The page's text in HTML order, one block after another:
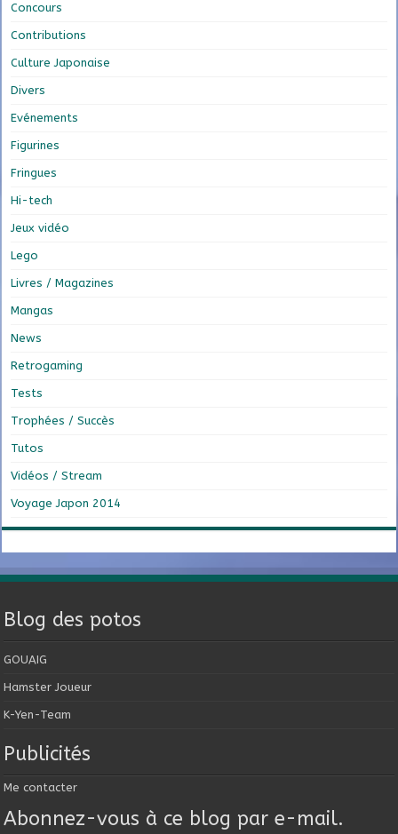
Concours
Contributions
Culture Japonaise
Divers
Evénements
Figurines
Fringues
Hi-tech
Jeux vidéo
Lego
Livres / Magazines
Mangas
News
Retrogaming
Tests
Trophées / Succès
Tutos
Vidéos / Stream
Voyage Japon 2014
Blog des potos
GOUAIG
Hamster Joueur
K-Yen-Team
Publicités
Me contacter
Abonnez-vous à ce blog par e-mail.